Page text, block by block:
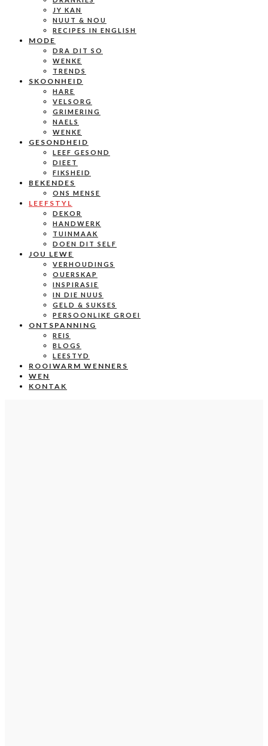
JY KAN
NUUT & NOU
RECIPES IN ENGLISH
MODE
DRA DIT SO
WENKE
TRENDS
SKOONHEID
HARE
VELSORG
GRIMERING
NAELS
WENKE
GESONDHEID
LEEF GESOND
DIEET
FIKSHEID
BEKENDES
ONS MENSE
LEEFSTYL
DEKOR
HANDWERK
TUINMAAK
DOEN DIT SELF
JOU LEWE
VERHOUDINGS
OUERSKAP
INSPIRASIE
IN DIE NUUS
GELD & SUKSES
PERSOONLIKE GROEI
ONTSPANNING
REIS
BLOGS
LEESTYD
ROOIWARM WENNERS
WEN
KONTAK